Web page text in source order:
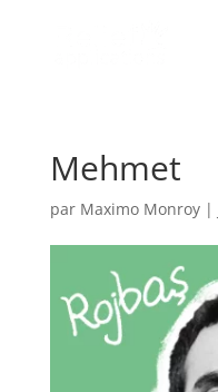
Mehmet
par Maximo Monroy|